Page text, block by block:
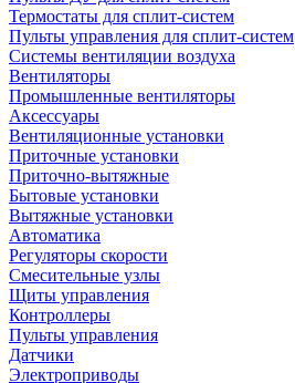
Термостаты для сплит-систем
Пульты управления для сплит-систем
Системы вентиляции воздуха
Вентиляторы
Промышленные вентиляторы
Аксессуары
Вентиляционные установки
Приточные установки
Приточно-вытяжные
Бытовые установки
Вытяжные установки
Автоматика
Регуляторы скорости
Смесительные узлы
Щиты управления
Контроллеры
Пульты управления
Датчики
Электроприводы